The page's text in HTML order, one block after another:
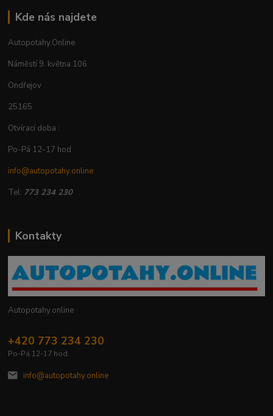
Kde nás najdete
Autopotahy.Online
Náměstí 9. května 106
Ondřejov
25165
Otvírací doba :
Po-Pá 12-17 hod
info@autopotahy.online
Tel: 773 234 230
Kontakty
Autopotahy.online
+420 773 234 230
Po-Pá 12-17 hod.
info@autopotahy.online